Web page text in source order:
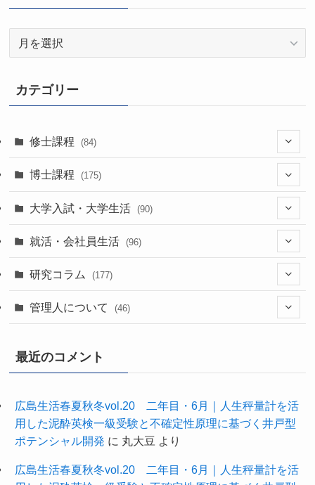
イ
ブ
カテゴリー
修士課程 (84)
(7)
(39)
博士課程 (175)
(52)
(35)(60)
(22)
大学入試・大学生活 (90)
(43)
(37)
就活・会社員生活 (96)
(20)
(42)
(10)
(9)
研究コラム (177)
(20)
(61)
管理人について (46)
(3)
(9)
最近のコメント
広島生活春夏秋冬vol.20 二年目・6月｜人生秤量計を活
用した泥酔英検一級受験と不確定性原理に基づく井戸型
ポテンシャル開発 に 丸大豆 より
広島生活春夏秋冬vol.20 二年目・6月｜人生秤量計を活